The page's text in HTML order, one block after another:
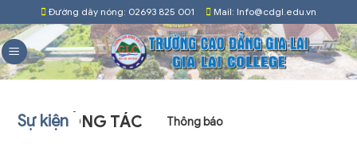
to
content
Đường dây nóng: 02693 825 001 Mail: Info@cdgl.edu.vn
Sự kiện
LỊCH CÔNG TÁC Thông báo